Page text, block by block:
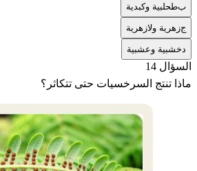
بطحلبية وكبدية
جزهرية ولازهرية
خشبية وعشبية
السؤال 14
ماذا تنتج السرخسيات حتى تتكاثر؟